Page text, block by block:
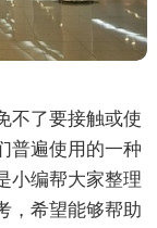
不了要接触或使
普遍使用的一种
小编帮大家整理
，希望能够帮助